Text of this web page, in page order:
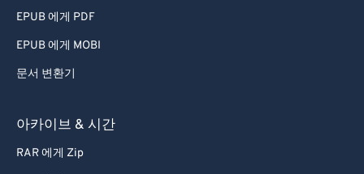
EPUB 에게 PDF
EPUB 에게 MOBI
문서 변환기
아카이브 & 시간
RAR 에게 Zip